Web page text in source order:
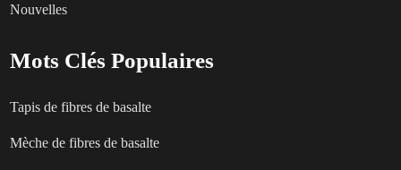
Nouvelles
Mots Clés Populaires
Tapis de fibres de basalte
Mèche de fibres de basalte